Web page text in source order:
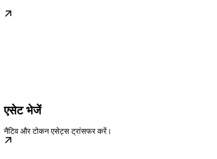
एसेट भेजें
नैटिव और टोकन एसेट्स ट्रांसफर करें।